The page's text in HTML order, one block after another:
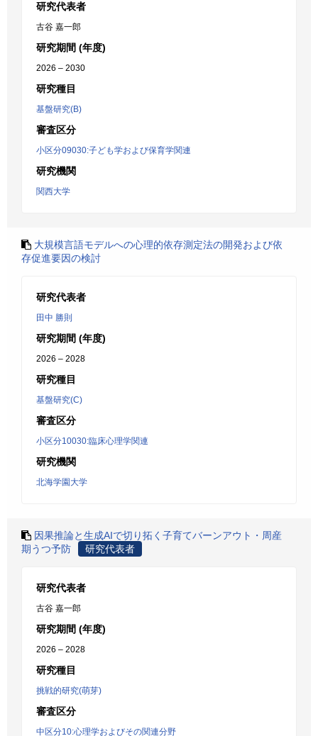
研究代表者
古谷 嘉一郎
研究期間 (年度)
2026 – 2030
研究種目
基盤研究(B)
審査区分
小区分09030:子ども学および保育学関連
研究機関
関西大学
大規模言語モデルへの心理的依存測定法の開発および依
存促進要因の検討
研究代表者
田中 勝則
研究期間 (年度)
2026 – 2028
研究種目
基盤研究(C)
審査区分
小区分10030:臨床心理学関連
研究機関
北海学園大学
因果推論と生成AIで切り拓く子育てバーンアウト・周産
期うつ予防
研究代表者
研究代表者
古谷 嘉一郎
研究期間 (年度)
2026 – 2028
研究種目
挑戦的研究(萌芽)
審査区分
中区分10:心理学およびその関連分野